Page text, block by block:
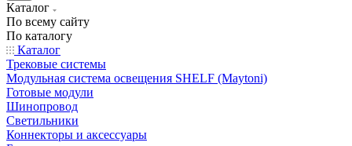
Каталог
По всему сайту
По каталогу
Каталог
Трековые системы
Модульная система освещения SHELF (Maytoni)
Готовые модули
Шинопровод
Светильники
Коннекторы и аксессуары